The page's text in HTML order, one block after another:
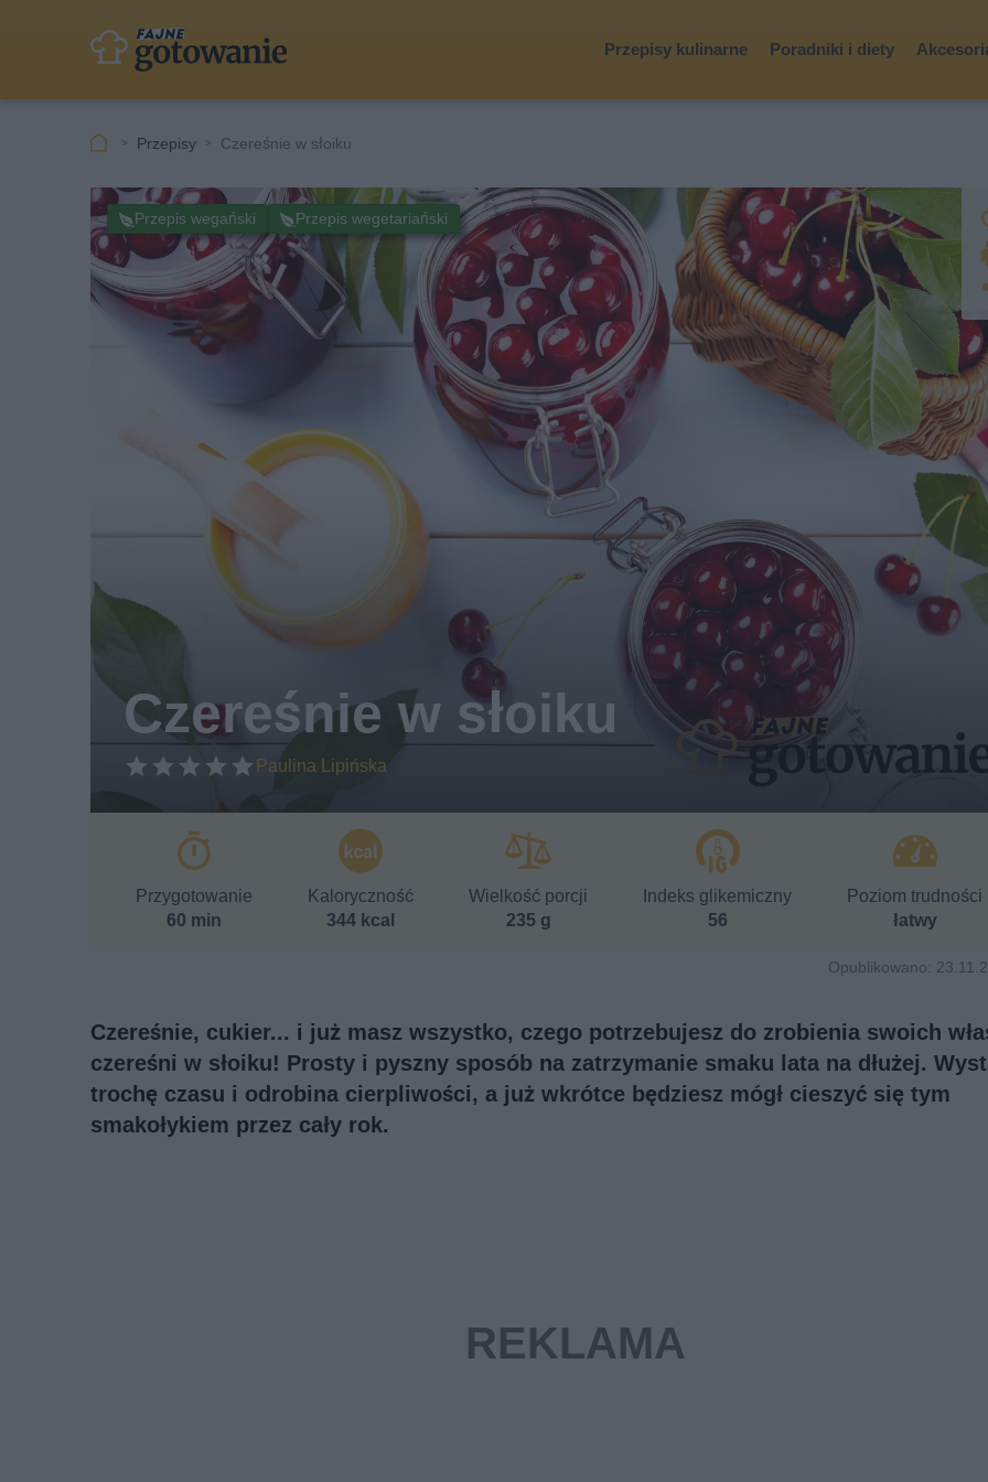
Przepisy kulinarne Poradniki i diety
Przepisy Czereśnie w słoiku
Czereśnie w słoiku
Paulina Lipińska
Przepis wegański Przepis wegetariański
Przygotowanie
60 min
Kaloryczność
344 kcal
Wielkość porcji
235 g
Indeks glikemiczny
56
Poziom trudności
łatwy
Opublikowano:
Czereśnie, cukier... i już masz wszystko, czego potrzebujesz do zrobienia swoich
czereśni w słoiku! Prosty i pyszny sposób na zatrzymanie smaku lata na dłużej.
trochę czasu i odrobina cierpliwości, a już wkrótce będziesz mógł cieszyć się tym
smakołykiem przez cały rok.